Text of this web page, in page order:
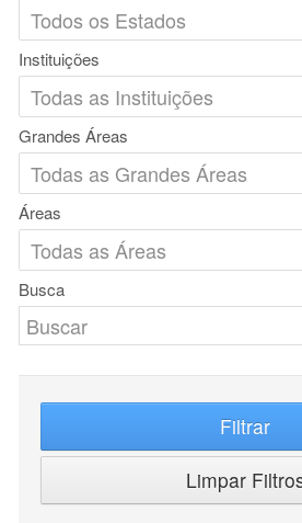
Instituições
Grandes Áreas
Áreas
Busca
Filtrar
Limpar